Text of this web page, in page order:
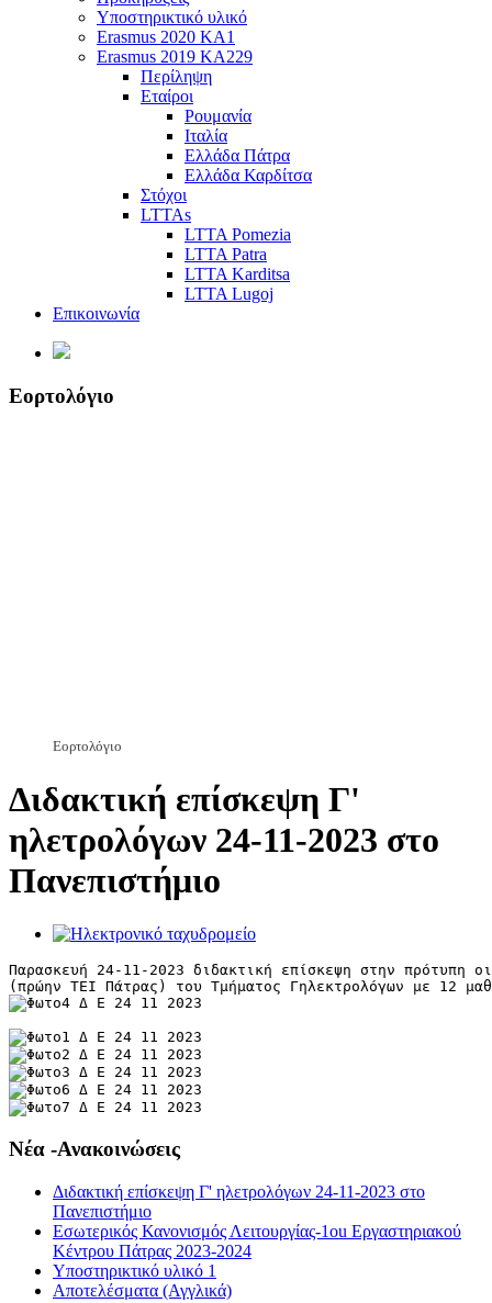
Υποστηρικτικό υλικό
Erasmus 2020 KA1
Erasmus 2019 KA229
Περίληψη
Εταίροι
Ρουμανία
Ιταλία
Ελλάδα Πάτρα
Ελλάδα Καρδίτσα
Στόχοι
LTTAs
LTTA Pomezia
LTTA Patra
LTTA Karditsa
LTTA Lugoj
Επικοινωνία
Εορτολόγιο
Εορτολόγιο
Διδακτική επίσκεψη Γ'
ηλετρολόγων 24-11-2023 στο
Πανεπιστήμιο
Παρασκευή 24-11-2023 διδακτική επίσκεψη στην πρότυπη
(πρώην ΤΕΙ Πάτρας) του Τμήματος Γηλεκτρολόγων με 12
Νέα -Ανακοινώσεις
Διδακτική επίσκεψη Γ' ηλετρολόγων 24-11-2023 στο
Πανεπιστήμιο
Εσωτερικός Κανονισμός Λειτουργίας-1οu Εργαστηριακού
Κέντρου Πάτρας 2023-2024
Υποστηρικτικό υλικό 1
Αποτελέσματα (Αγγλικά)